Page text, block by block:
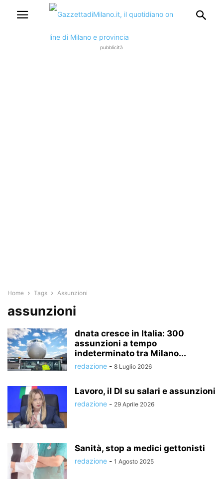
pubblicità
Home Tags Assunzioni
assunzioni
dnata cresce in Italia: 300
assunzioni a tempo
indeterminato tra Milano...
redazione - 8 Luglio 2026
Lavoro, il Dl su salari e assunzioni
redazione - 29 Aprile 2026
Sanità, stop a medici gettonisti
redazione - 1 Agosto 2025